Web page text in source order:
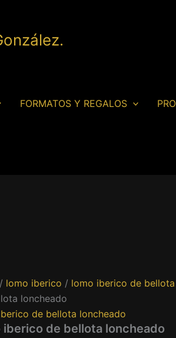
FORMATOS Y REGALOS
/ lomo iberico / lomo iberico de
loncheado
de bellota loncheado
iberico de bellota loncheado